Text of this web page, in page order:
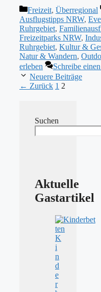
Kategorien
Freizeit, Überregional
Ausflugstipps NRW,
Ruhrgebiet,
Freizeitparks NRW,
Ruhrgebiet, Kultur &
Natur & Wandern,
erleben
Schreibe
Neuere Beiträge
← Zurück Seite
1 Seite
2
Suchen
Aktuelle
Gastartikel
K
i
n
d
e
r